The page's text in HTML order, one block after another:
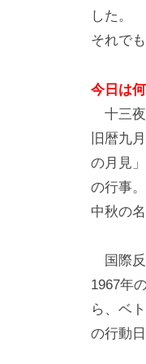
した。
それで
今日は
十三夜
旧暦九
の月見
の行事。
中秋の
国際反
1967年
ら、ベ
の行動